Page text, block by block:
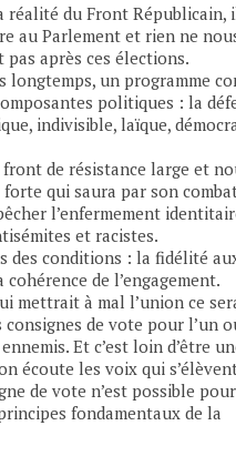
réalité du Front Républicain,
au Parlement et rien ne
pas après ces élections.
longtemps, un programme
politiques : la
indivisible, laïque,
de résistance large et
qui saura par son
l’enfermement
et racistes.
des conditions : la fidélité
de l’engagement.
mettrait à mal l’union ce
consignes de vote pour l’un
Et c’est loin d’être
écoute les voix qui
de vote n’est possible
fondamentaux de la